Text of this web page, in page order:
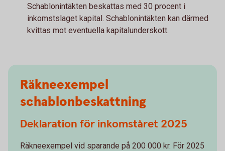
Schablonintäkten beskattas med 30 procent i
inkomstslaget kapital. Schablonintäkten kan därmed
kvittas mot eventuella kapitalunderskott.
Räkneexempel
schablonbeskattning
Deklaration för inkomståret 2025
Räkneexempel vid sparande på 200 000 kr. För 2025